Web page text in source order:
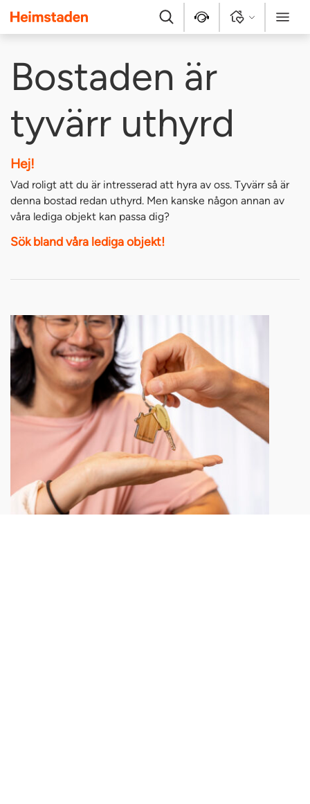
Heimstaden
Sök Kontakt Logga in Meny
Bostaden är
tyvärr uthyrd
Hej!
Vad roligt att du är intresserad att hyra av oss. Tyvärr så är
denna bostad redan uthyrd. Men kanske någon annan av
våra lediga objekt kan passa dig?
Sök bland våra lediga objekt!